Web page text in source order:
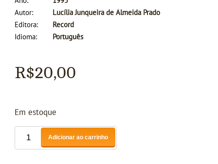
Autor
Lucília Junqueira de Almeida Prado
Editora
Record
Idioma
Português
R$20,00
Em estoque
Adicionar ao carrinho